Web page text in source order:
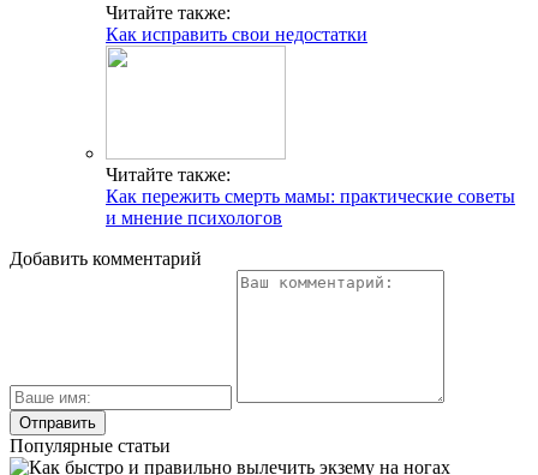
Читайте также:
Как исправить свои недостатки
Читайте также:
Как пережить смерть мамы: практические советы
и мнение психологов
Добавить комментарий
Популярные статьи